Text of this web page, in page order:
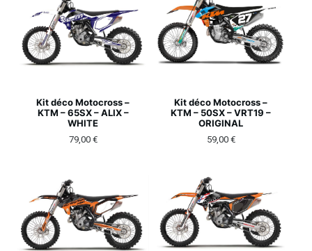
Kit déco Motocross –
KTM – 65SX – ALIX –
WHITE
79,00 €
Kit déco Motocross –
KTM – 50SX – VRT19 –
ORIGINAL
59,00 €